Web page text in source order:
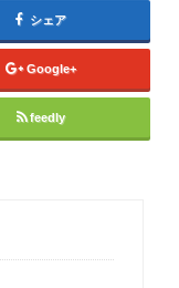
シェア
Google+
feedly